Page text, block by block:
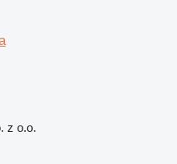
z o.o.